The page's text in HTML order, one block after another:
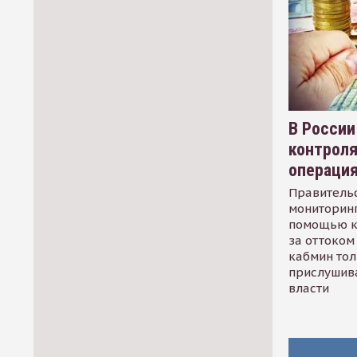
В
помощью
за
кабмин
власти